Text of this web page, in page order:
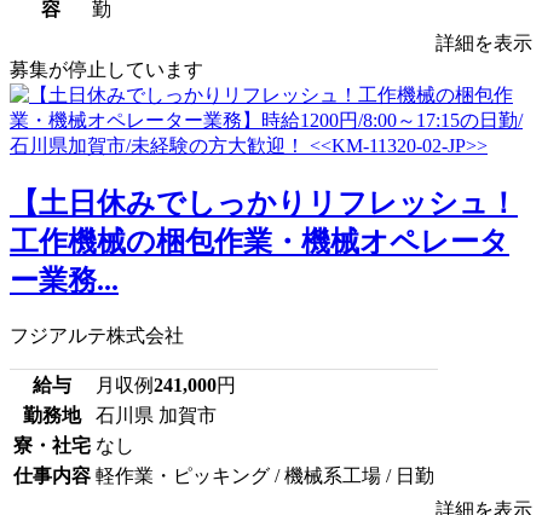
容
勤
詳細を表示
募集が停止しています
【土日休みでしっかりリフレッシュ！
工作機械の梱包作業・機械オペレータ
ー業務...
フジアルテ株式会社
給与 月収例241,000円
勤務地
石川県 加賀市
寮・社宅 なし
仕事内容 軽作業・ピッキング / 機械系工場 / 日勤
詳細を表示